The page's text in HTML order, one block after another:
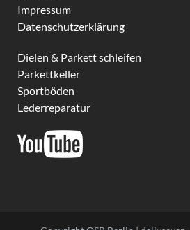
Impressum
Datenschutzerklärung
Dielen & Parkett schleifen
Parkettkeller
Sportböden
Lederreparatur